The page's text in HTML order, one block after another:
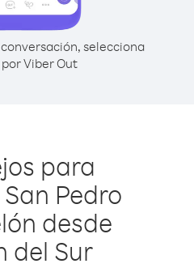
selecciona
Viber Out
para
Pedro
desde
del Sur